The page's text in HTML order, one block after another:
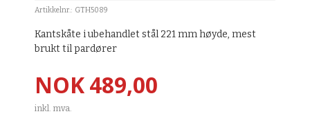
Artikkelnr.: GTH5089
Kantskåte i ubehandlet stål 221 mm høyde, mest
brukt til pardører
Pris
NOK489,00
inkl. mva.